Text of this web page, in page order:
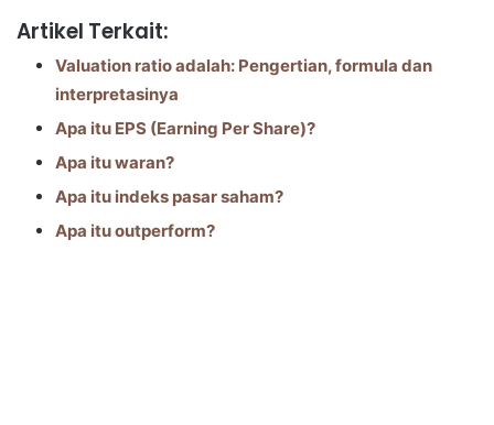
Artikel Terkait:
Valuation ratio adalah: Pengertian, formula dan
interpretasinya
Apa itu EPS (Earning Per Share)?
Apa itu waran?
Apa itu indeks pasar saham?
Apa itu outperform?